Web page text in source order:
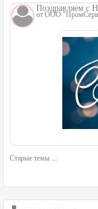
Поздравляем с
от ООО
Старые темы ...